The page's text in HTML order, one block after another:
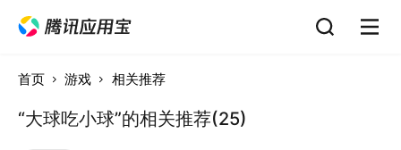
首页 游戏 相关推荐
“大球吃小球”的相关推荐(25)